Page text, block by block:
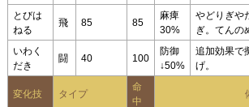
とびは
ねる
飛 85 85
麻痺
30%
やどりぎや
ぎ。てんの
いわく
だき
闘 40 100
防御
↓50%
追加効果で
げ。
変化技 タイプ
命
中